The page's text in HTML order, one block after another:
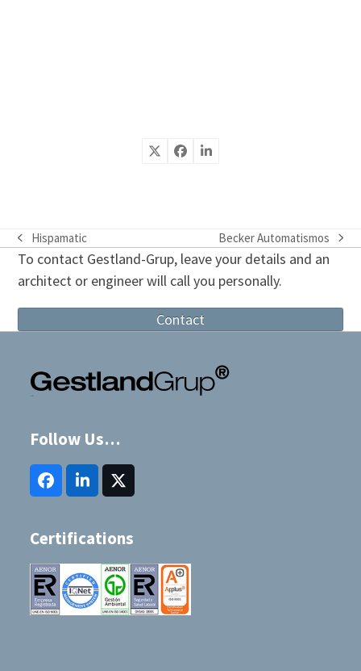
previous
post:
Hispamatic
next
post:
Becker Automatismos
To contact Gestland-Grup, leave your details and an
architect or engineer will call you personally.
Contact
Follow Us…
FacebookLinkedInTwitter
(deprecated)
Certifications